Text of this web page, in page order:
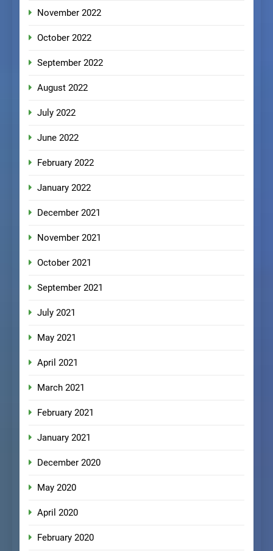
November 2022
October 2022
September 2022
August 2022
July 2022
June 2022
February 2022
January 2022
December 2021
November 2021
October 2021
September 2021
July 2021
May 2021
April 2021
March 2021
February 2021
January 2021
December 2020
May 2020
April 2020
February 2020